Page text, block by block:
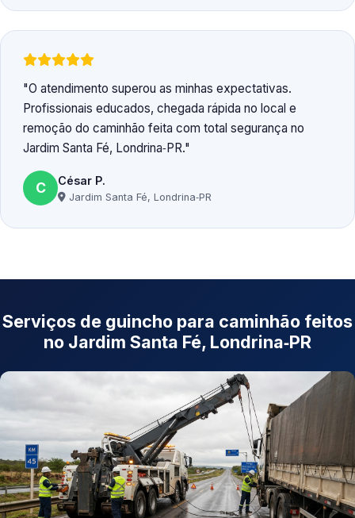
O atendimento superou as minhas expectativas.
Profissionais educados, chegada rápida no local e
remoção do caminhão feita com total segurança no
Jardim Santa Fé, Londrina‑PR.
C César P.
Jardim Santa Fé, Londrina‑PR
Serviços de guincho para caminhão feitos
no Jardim Santa Fé, Londrina‑PR